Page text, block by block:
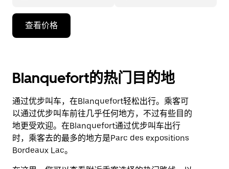
向
头
键
可
浏
览
日
历
查看价格
Blanquefort的热门目的地
通过优步叫车，在Blanquefort轻松出行。乘客可
以通过优步叫车前往几乎任何地方，不过有些目的
地更受欢迎。在Blanquefort通过优步叫车出行
时，乘客去的最多的地方是Parc des expositions
Bordeaux Lac。